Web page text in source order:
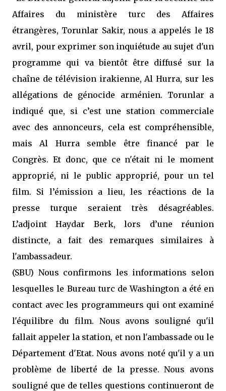
Affaires du ministère turc des Affaires
étrangères, Torunlar Sakir, nous a appelés le 18
avril, pour exprimer son inquiétude au sujet d'un
programme qui va bientôt être diffusé sur la
chaîne de télévision irakienne, Al Hurra, sur les
allégations de génocide arménien. Torunlar a
indiqué que, si c’est une station commerciale
avec des annonceurs, cela est compréhensible,
mais Al Hurra semble être financé par le
Congrès. Et donc, que ce n'était ni le moment
approprié, ni le public approprié, pour un tel
film. Si l’émission a lieu, les réactions de la
presse turque seraient très désagréables.
L’adjoint Haydar Berk, lors d’une réunion
distincte, a fait des remarques similaires à
l'ambassadeur.
(SBU) Nous confirmons les informations selon
lesquelles le Bureau turc de Washington a été en
contact avec les programmeurs qui ont examiné
l'équilibre du film. Nous avons souligné qu'il
fallait appeler la station, et non l'ambassade ou le
Département d'Etat. Nous avons noté qu'il y a un
problème de liberté de la presse. Nous avons
souligné que de telles questions continueront de